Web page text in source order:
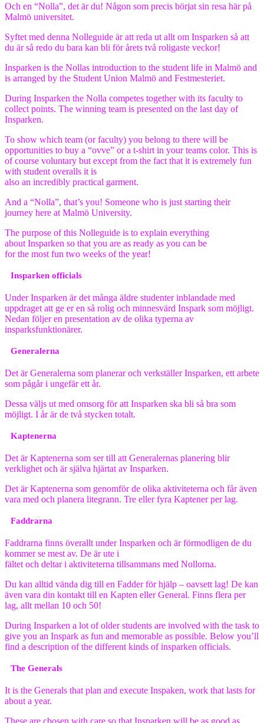
Och en “Nolla”, det är du! Någon som precis börjat sin resa här på
Malmö universitet.
Syftet med denna Nolleguide är att reda ut allt om Insparken så att
du är så redo du bara kan bli för årets två roligaste veckor!
Insparken is the Nollas introduction to the student life in Malmö and
is arranged by the Student Union Malmö and Festmesteriet.
During Insparken the Nolla competes together with its faculty to
collect points. The winning team is presented on the last day of
Insparken.
To show which team (or faculty) you belong to there will be
opportunities to buy a “ovve” or a t-shirt in your teams color. This is
of course voluntary but except from the fact that it is extremely fun
with student overalls it is
also an incredibly practical garment.
And a “Nolla”, that’s you! Someone who is just starting their
journey here at Malmö University.
The purpose of this Nolleguide is to explain everything
about Insparken so that you are as ready as you can be
for the most fun two weeks of the year!
Insparken officials
Under Insparken är det många äldre studenter inblandade med
uppdraget att ge er en så rolig och minnesvärd Inspark som möjligt.
Nedan följer en presentation av de olika typerna av
insparksfunktionärer.
Generalerna
Det är Generalerna som planerar och verkställer Insparken, ett arbete
som pågår i ungefär ett år.
Dessa väljs ut med omsorg för att Insparken ska bli så bra som
möjligt. I år är de två stycken totalt.
Kaptenerna
Det är Kaptenerna som ser till att Generalernas planering blir
verklighet och är själva hjärtat av Insparken.
Det är Kaptenerna som genomför de olika aktiviteterna och får även
vara med och planera litegrann. Tre eller fyra Kaptener per lag.
Faddrarna
Faddrarna finns överallt under Insparken och är förmodligen de du
kommer se mest av. De är ute i
fältet och deltar i aktiviteterna tillsammans med Nollorna.
Du kan alltid vända dig till en Fadder för hjälp – oavsett lag! De kan
även vara din kontakt till en Kapten eller General. Finns flera per
lag, allt mellan 10 och 50!
During Insparken a lot of older students are involved with the task to
give you an Inspark as fun and memorable as possible. Below you’ll
find a description of the different kinds of insparken officials.
The Generals
It is the Generals that plan and execute Inspaken, work that lasts for
about a year.
These are chosen with care so that Insparken will be as good as